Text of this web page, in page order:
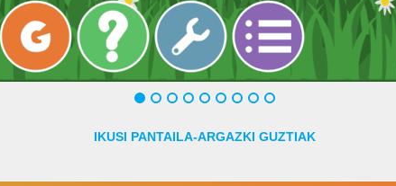
Egin klik edo
IKUSI PANTAILA-ARGAZKI GUZTIAK